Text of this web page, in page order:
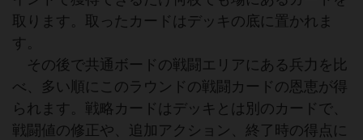
取ります。取ったカードはデッキの底に置かれま
す。
その後で共通ボードの戦闘エリアにある兵力を比
べ、多い順にこのラウンドの戦闘カードの恩恵が得
られます。戦略カードはデッキとは別のカードで、
戦闘値の修正や、追加アクション、終了時の得点に